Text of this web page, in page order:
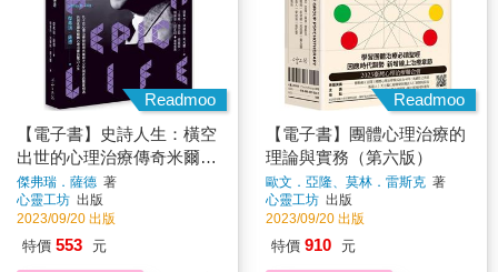
Readmoo
【電子書】史詩人生：橫空
出世的心理治療傳奇米爾
頓．艾瑞克森
傑弗瑞．薩德 著
心靈工坊 出版
2023/09/20 出版
特價 553 元
Readmoo
【電子書】團體心理治療的
理論與實務（第六版）
歐文．亞隆、莫林．雷斯克 著
心靈工坊 出版
2023/09/20 出版
特價 910 元